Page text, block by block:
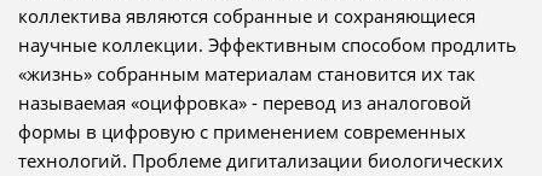
коллектива являются собранные и сохраняющиеся
научные коллекции. Эффективным способом продлить
«жизнь» собранным материалам становится их так
называемая «оцифровка» - перевод из аналоговой
формы в цифровую с применением современных
технологий. Проблеме дигитализации биологических